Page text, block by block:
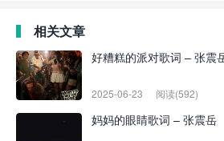
相关文章
好糟糕的派对歌词 – 张震
2025-06-23 阅读(592)
妈妈的眼睛歌词 – 张震岳